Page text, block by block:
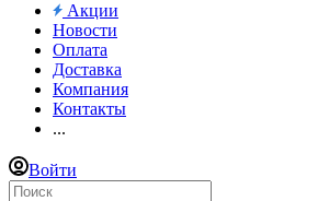
Акции
Новости
Оплата
Доставка
Компания
Контакты
...
Войти